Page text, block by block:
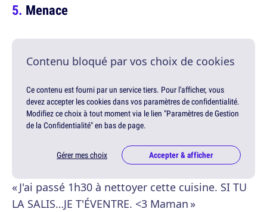
Menace
Contenu bloqué par vos choix de cookies
Ce contenu est fourni par un service tiers. Pour l'afficher, vous
devez accepter les cookies dans vos paramètres de confidentialité.
Modifiez ce choix à tout moment via le lien "Paramètres de Gestion
de la Confidentialité" en bas de page.
Gérer mes choix Accepter & afficher
« J'ai passé 1h30 à nettoyer cette cuisine. SI TU
LA SALIS…JE T'ÉVENTRE. <3 Maman »